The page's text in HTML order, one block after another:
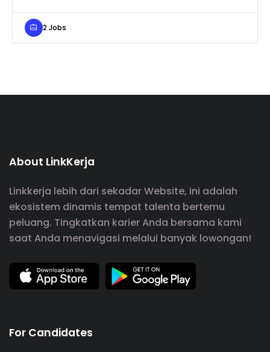
2 Jobs
About LinkKerja
Linkkerja lebih dari sekadar Website, ini adalah
ekosistem dinamis tempat talenta bertemu
peluang. Tingkatkan karier Anda bersama kami
saat Anda menavigasi melalui banyak lowongan!
For Candidates